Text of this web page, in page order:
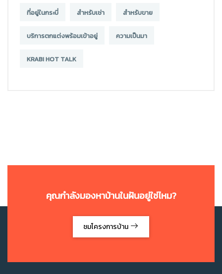
ที่อยู่ในกระบี่ สำหรับเช่า สำหรับขาย
บริการตกแต่งพร้อมเข้าอยู่ ความเป็นมา
KRABI HOT TALK
คุณกำลังมองหาบ้านในฝันอยู่ใช่ไหม?
ชมโครงการบ้าน